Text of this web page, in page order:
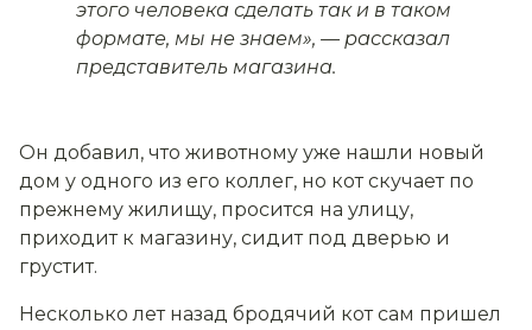
этого человека сделать так и в таком
формате, мы не знаем», — рассказал
представитель магазина.
Он добавил, что животному уже нашли новый
дом у одного из его коллег, но кот скучает по
прежнему жилищу, просится на улицу,
приходит к магазину, сидит под дверью и
грустит.
Несколько лет назад бродячий кот сам пришел